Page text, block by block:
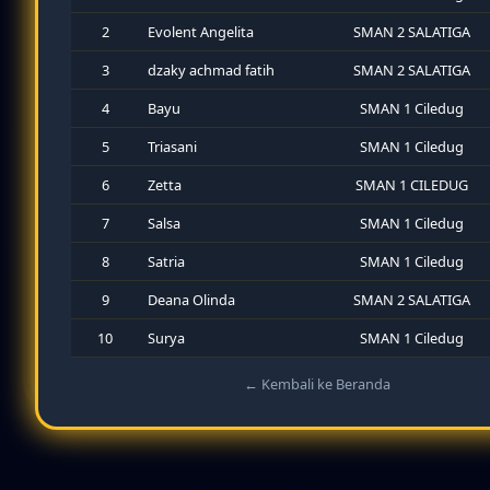
2
Evolent Angelita
SMAN 2 SALATIGA
3
dzaky achmad fatih
SMAN 2 SALATIGA
4
Bayu
SMAN 1 Ciledug
5
Triasani
SMAN 1 Ciledug
6
Zetta
SMAN 1 CILEDUG
7
Salsa
SMAN 1 Ciledug
8
Satria
SMAN 1 Ciledug
9
Deana Olinda
SMAN 2 SALATIGA
10
Surya SMAN 1 Ciledug
← Kembali ke Beranda
Mengikuti pemilihan ketua
Karang Taruna di desa.
Menghormati perbedaan
adat istiadat di tempat
perantauan.
Menghargai transparansi
dalam pengelolaan dana
desa.
Menghafal dan menghayati
lagu kebangsaan Indonesia
Raya.